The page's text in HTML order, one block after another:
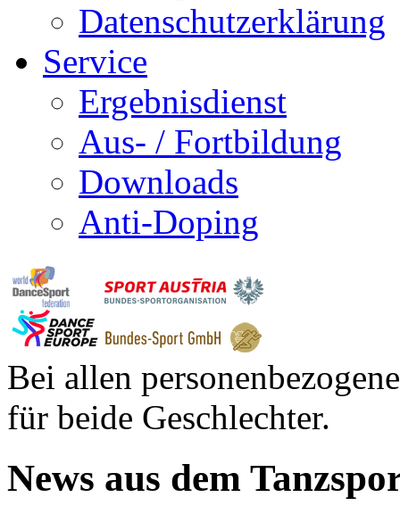
Datenschutzerklärung
Service
Ergebnisdienst
Aus- / Fortbildung
Downloads
Anti-Doping
Bei allen
für beide Geschlechter.
News aus dem